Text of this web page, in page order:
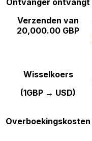
Verzenden van
20,000.00 GBP
Wisselkoers
(1GBP → USD)
Overboekingskosten